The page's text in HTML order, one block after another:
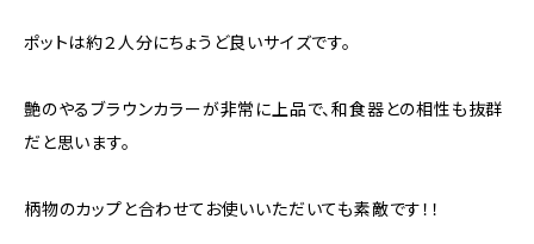
ポットは約２人分にちょうど良いサイズです。
艶のやるブラウンカラーが非常に上品で、和食器との相性も抜群
だと思います。
柄物のカップと合わせてお使いいただいても素敵です！！